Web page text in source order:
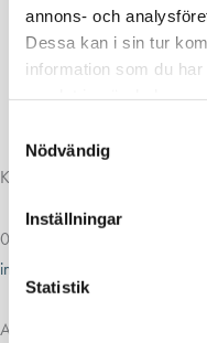
annons- och
Dessa kan i sin tur
information som du
Nödvändig
Inställningar
Statistik
Kontakt
013-39 30 90
info@alvestadtanken.se
Algolgatan 7